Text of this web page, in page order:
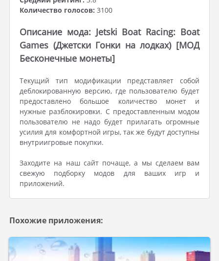
Количество голосов: 3100
Описание мода: Jetski Boat Racing: Boat
Games (Джетски Гонки на лодках) [МОД
Бесконечные монеты]
Текущий тип модификации представляет собой
деблокированную версию, где пользователю будет
предоставлено большое количество монет и
нужные разблокировки. С предоставленным модом
пользователю не надо будет прилагать огромные
усилия для комфортной игры, так же будут доступны
внутриигровые покупки.
Заходите на наш сайт почаще, а мы сделаем вам
свежую подборку модов для ваших игр и
приложений.
Похожие приложения: